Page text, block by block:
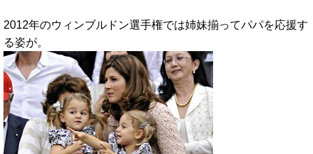
2012年のウィンブルドン選手権では姉妹揃ってパパを応援す
る姿が。